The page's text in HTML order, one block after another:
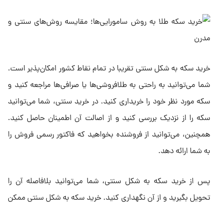
خرید سکه به شکل سنتی تقریبا در تمام نقاط کشور امکان‌پذیر است.
شما می‌توانید به راحتی به طلافروشی‌ها یا صرافی‌ها مراجعه کنید و
سکه مورد نظر خود را خریداری کنید. در خرید سنتی، شما می‌توانید
سکه را از نزدیک بررسی کنید و از اصالت آن اطمینان حاصل کنید.
همچنین، می‌توانید از فروشنده بخواهید که فاکتور رسمی فروش را
به شما ارائه دهد.
پس از خرید سکه به شکل سنتی، شما می‌توانید بلافاصله آن را
تحویل بگیرید و از آن نگهداری کنید. خرید سکه به شکل سنتی ممکن